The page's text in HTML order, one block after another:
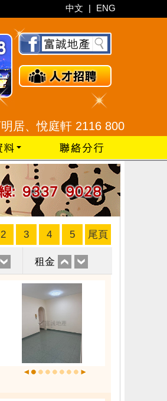
中文 | ENG
庭軒 2116 8008 / 現崇山、
2 3 4 5 尾頁
租金